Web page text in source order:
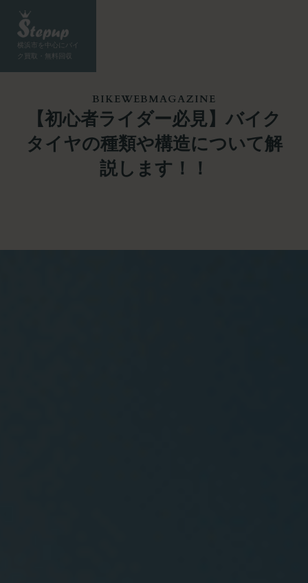
横浜市を中心にバイ
ク買取・無料回収
【初心者ライダー必見】バイク
タイヤの種類や構造について解
説します！！
BIKEWEBMAGAZINE